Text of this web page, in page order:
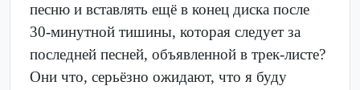
песню и вставлять ещё в конец диска после
30-минутной тишины, которая следует за
последней песней, объявленной в трек-листе?
Они что, серьёзно ожидают, что я буду